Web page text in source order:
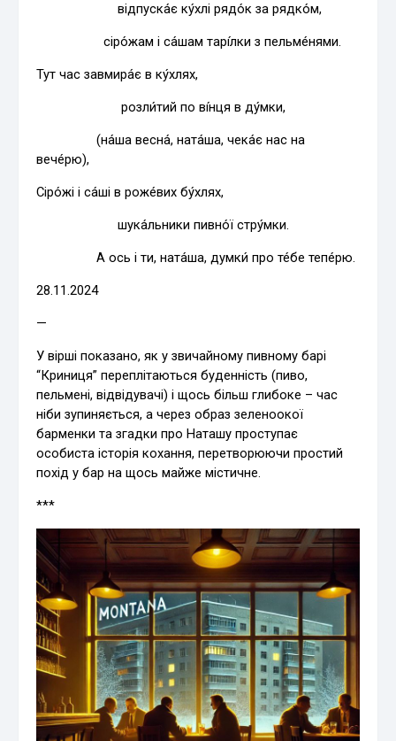
відпуска́є ку́хлі рядо́к за рядко́м,
сіро́жам і са́шам тарі́лки з пельме́нями.
Тут час завмира́є в ку́хлях,
розли́тий по ві́нця в ду́мки,
(на́ша весна́, ната́ша, чека́є нас на
вече́рю),
Сіро́жі і са́ші в роже́вих бу́хлях,
шука́льники пивно́ї стру́мки.
А ось і ти, ната́ша, думки́ про те́бе тепе́рю.
28.11.2024
—
У вірші показано, як у звичайному пивному барі
“Криниця” переплітаються буденність (пиво,
пельмені, відвідувачі) і щось більш глибоке – час
ніби зупиняється, а через образ зеленоокої
барменки та згадки про Наташу проступає
особиста історія кохання, перетворюючи простий
похід у бар на щось майже містичне.
***